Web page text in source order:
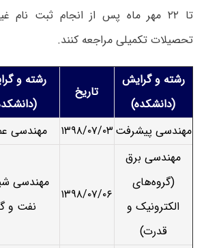
تا ۲۲ مهر ماه پس از انجام ثبت نام
تحصیلات تکمیلی مراجعه کنند.
رشته و گرایش
(دانشکده)
تاریخ
رشته و
مهندسی پیشرفت ۱۳۹۸/۰۷/۰۳ مهندسی
مهندسی برق
(گروه‌های
الکترونیک و
قدرت)
۱۳۹۸/۰۷/۰۶
مهندسی
نفت و